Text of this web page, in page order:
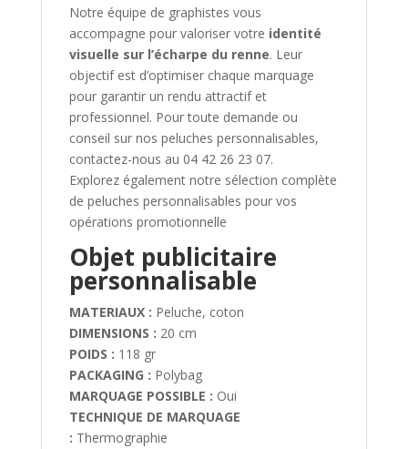
Notre équipe de graphistes vous
accompagne pour valoriser votre identité
visuelle sur l’écharpe du renne. Leur
objectif est d’optimiser chaque marquage
pour garantir un rendu attractif et
professionnel. Pour toute demande ou
conseil sur nos peluches personnalisables,
contactez-nous au 04 42 26 23 07.
Explorez également notre sélection complète
de peluches personnalisables pour vos
opérations promotionnelle
Objet publicitaire
personnalisable
MATERIAUX : Peluche, coton
DIMENSIONS : 20 cm
POIDS : 118 gr
PACKAGING : Polybag
MARQUAGE POSSIBLE : Oui
TECHNIQUE DE MARQUAGE
: Thermographie